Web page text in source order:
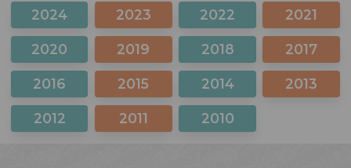
2024 2023 2022 2021
2020 2019 2018 2017
2016 2015 2014 2013
2012 2011 2010